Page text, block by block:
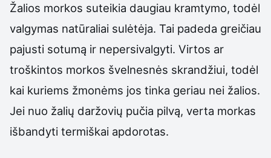
Žalios morkos suteikia daugiau kramtymo, todėl
valgymas natūraliai sulėtėja. Tai padeda greičiau
pajusti sotumą ir nepersivalgyti. Virtos ar
troškintos morkos švelnesnės skrandžiui, todėl
kai kuriems žmonėms jos tinka geriau nei žalios.
Jei nuo žalių daržovių pučia pilvą, verta morkas
išbandyti termiškai apdorotas.